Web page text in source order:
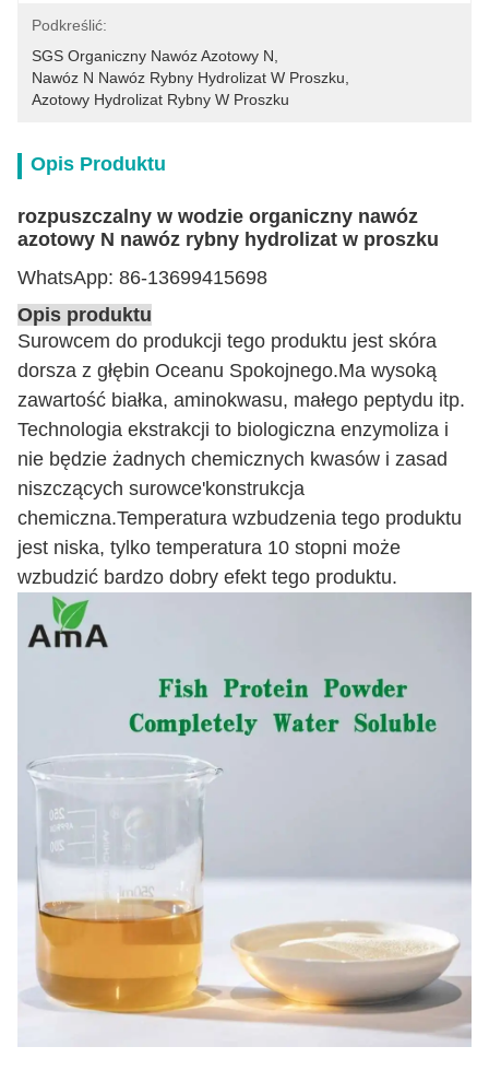
Podkreślić:
SGS Organiczny Nawóz Azotowy N
Nawóz N Nawóz Rybny Hydrolizat W Proszku
Azotowy Hydrolizat Rybny W Proszku
Opis Produktu
rozpuszczalny w wodzie organiczny nawóz
azotowy N nawóz rybny hydrolizat w proszku
WhatsApp: 86-13699415698
Opis produktu
Surowcem do produkcji tego produktu jest skóra
dorsza z głębin Oceanu Spokojnego.Ma wysoką
zawartość białka, aminokwasu, małego peptydu itp.
Technologia ekstrakcji to biologiczna enzymoliza i
nie będzie żadnych chemicznych kwasów i zasad
niszczących surowce'konstrukcja
chemiczna.Temperatura wzbudzenia tego produktu
jest niska, tylko temperatura 10 stopni może
wzbudzić bardzo dobry efekt tego produktu.